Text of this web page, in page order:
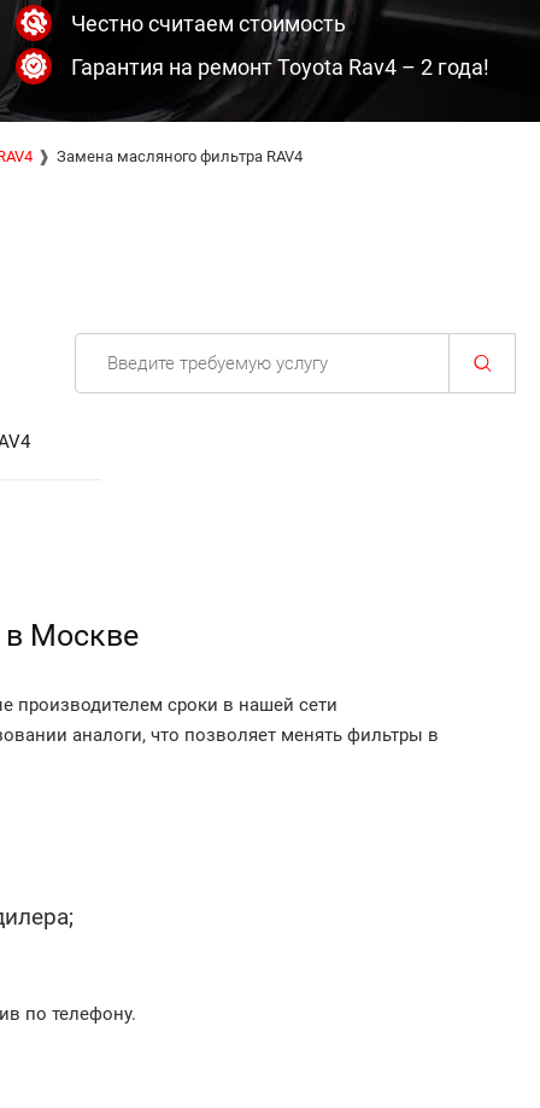
Честно считаем стоимость
Гарантия на ремонт Toyota Rav4 – 2 года!
Замена масляного фильтра RAV4
в Москве
производителем сроки в нашей сети
аналоги, что позволяет менять фильтры в
по телефону.